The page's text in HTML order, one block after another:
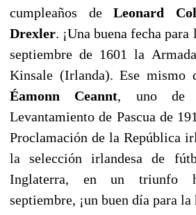
cumpleaños de Leonard
Drexler. ¡Una buena fecha
septiembre de 1601 la
Kinsale (Irlanda). Ese mismo
Éamonn Ceannt, uno de
Levantamiento de Pascua de
Proclamación de la República
la selección irlandesa de
Inglaterra, en un triunfo
septiembre, ¡un buen día para